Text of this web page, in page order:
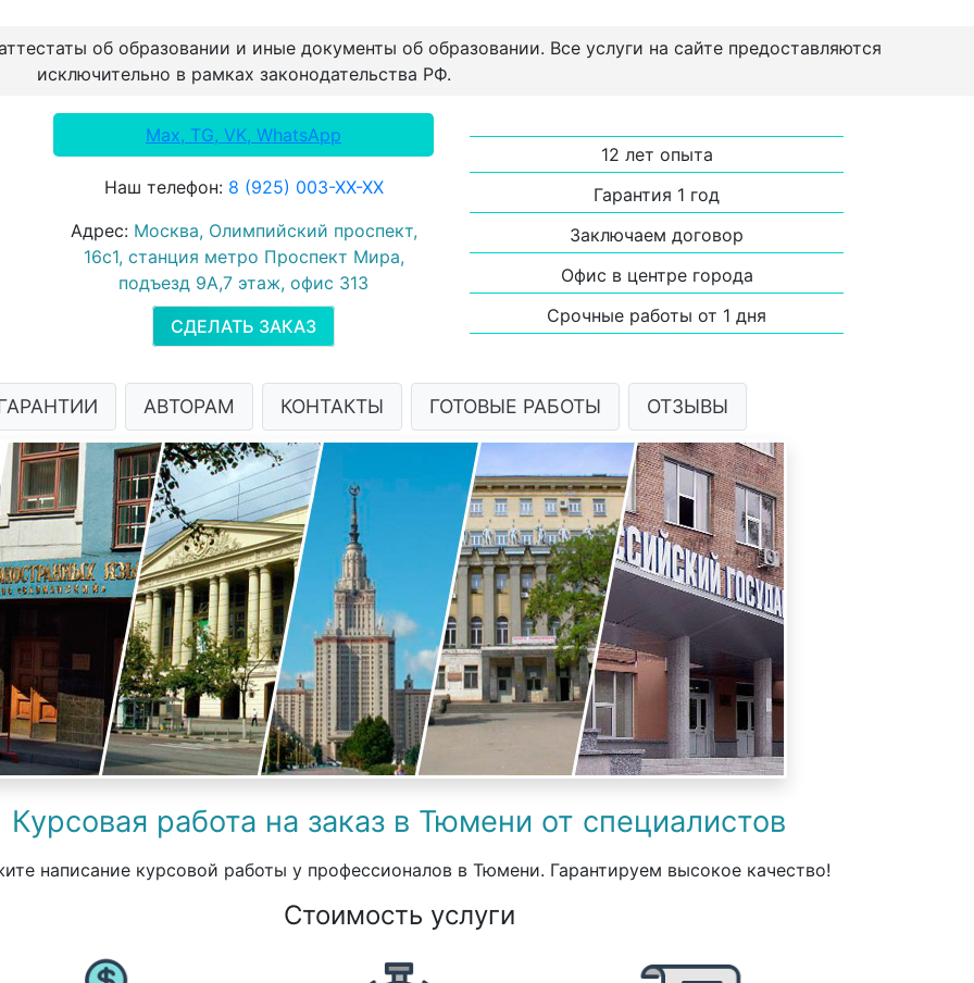
об образовании и иные документы об образовании. Все услуги на сайте предоставляются
исключительно в рамках законодательства РФ.
Max, TG, VK, WhatsApp
Наш телефон: 8 (925) 003-ХХ-ХХ
Адрес: Москва, Олимпийский проспект,
16с1, станция метро Проспект Мира,
подъезд 9А,7 этаж, офис 313
СДЕЛАТЬ ЗАКАЗ
12 лет опыта
Гарантия 1 год
Заключаем договор
Офис в центре города
Срочные работы от 1 дня
АВТОРАМ КОНТАКТЫ ГОТОВЫЕ РАБОТЫ ОТЗЫВЫ
Курсовая работа на заказ в Тюмени от специалистов
написание курсовой работы у профессионалов в Тюмени. Гарантируем высокое качество!
Стоимость услуги